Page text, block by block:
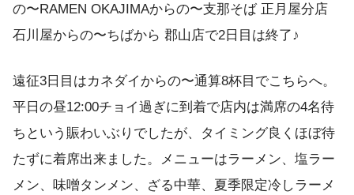
の〜RAMEN OKAJIMAからの〜支那そば 正月屋分店
石川屋からの〜ちばから 郡山店で2日目は終了♪
遠征3日目はカネダイからの〜通算8杯目でこちらへ。
平日の昼12:00チョイ過ぎに到着で店内は満席の4名待
ちという賑わいぶりでしたが、タイミング良くほぼ待
たずに着席出来ました。メニューはラーメン、塩ラー
メン、味噌タンメン、ざる中華、夏季限定冷しラーメ